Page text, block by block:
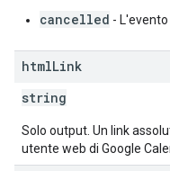
cancelled -
htmlLink
string
Solo output. Un link
utente web di Google